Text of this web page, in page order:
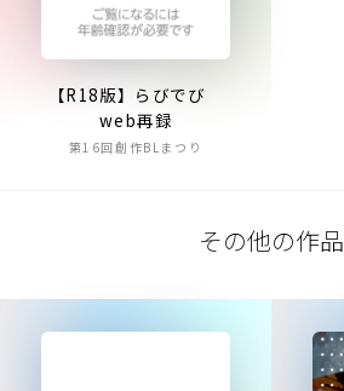
【R18版】らびでび
web再録
第16回創作BLまつり
その他の作品